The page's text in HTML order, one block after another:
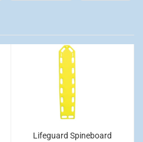
Lifeguard Spineboard